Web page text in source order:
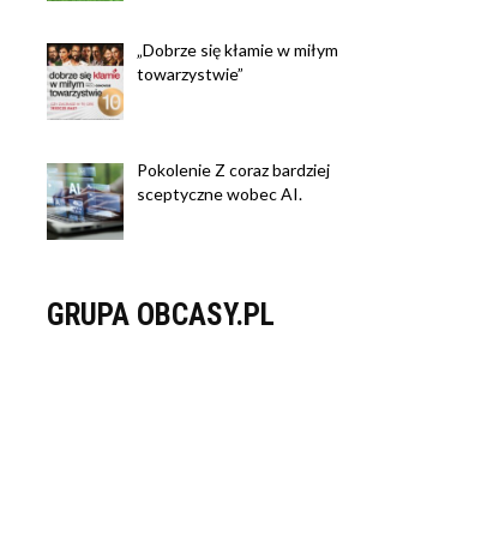
„Dobrze się kłamie w miłym
towarzystwie”
Pokolenie Z coraz bardziej
sceptyczne wobec AI.
GRUPA OBCASY.PL